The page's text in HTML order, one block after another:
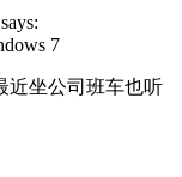
says:
近坐公司班车也听